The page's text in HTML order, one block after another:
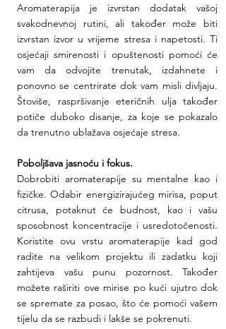
Aromaterapija je izvrstan dodatak vašoj
svakodnevnoj rutini, ali također može biti
izvrstan izvor u vrijeme stresa i napetosti. Ti
osjećaji smirenosti i opuštenosti pomoći će
vam da odvojite trenutak, izdahnete i
ponovno se centrirate dok vam misli divljaju.
Štoviše, raspršivanje eteričnih ulja također
potiče duboko disanje, za koje se pokazalo
da trenutno ublažava osjećaje stresa.
Poboljšava jasnoću i fokus.
Dobrobiti aromaterapije su mentalne kao i
fizičke. Odabir energizirajućeg mirisa, poput
citrusa, potaknut će budnost, kao i vašu
sposobnost koncentracije i usredotočenosti.
Koristite ovu vrstu aromaterapije kad god
radite na velikom projektu ili zadatku koji
zahtijeva vašu punu pozornost. Također
možete raširiti ove mirise po kući ujutro dok
se spremate za posao, što će pomoći vašem
tijelu da se razbudi i lakše se pokrenuti.